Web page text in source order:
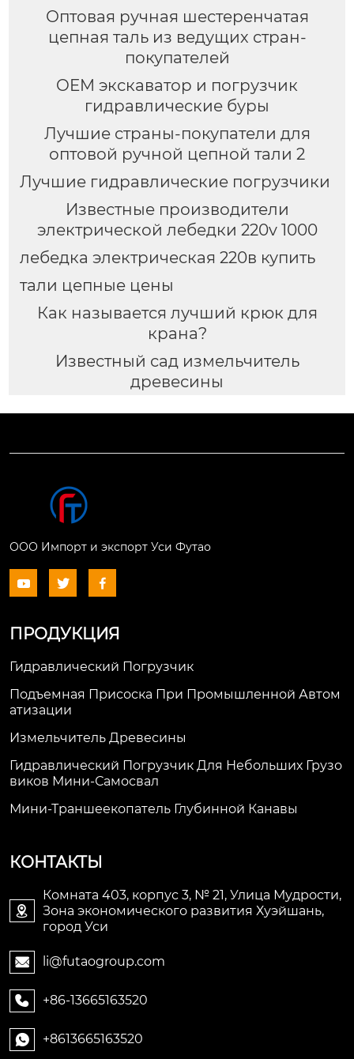
Оптовая ручная шестеренчатая
цепная таль из ведущих стран-
покупателей
OEM экскаватор и погрузчик
гидравлические буры
Лучшие страны-покупатели для
оптовой ручной цепной тали 2
Лучшие гидравлические погрузчики
Известные производители
электрической лебедки 220v 1000
лебедка электрическая 220в купить
тали цепные цены
Как называется лучший крюк для
крана?
Известный сад измельчитель
древесины
ООО Импорт и экспорт Уси Футао
  
ПРОДУКЦИЯ
Гидравлический Погрузчик
Подъемная Присоска При Промышленной Автом
Атизации
Измельчитель Древесины
Гидравлический Погрузчик Для Небольших Грузо
Виков Мини-Самосвал
Мини-Траншеекопатель Глубинной Канавы
КОНТАКТЫ

Комната 403, корпус 3, № 21, Улица Мудрости,
Зона экономического развития Хуэйшань,
город Уси
 li@futaogroup.com
 +86-13665163520
 +8613665163520